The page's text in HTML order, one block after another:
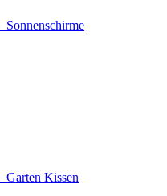
Sonnenschirme
Garten Kissen